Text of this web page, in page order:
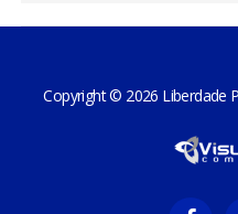
Copyright © 2026 Liberdade